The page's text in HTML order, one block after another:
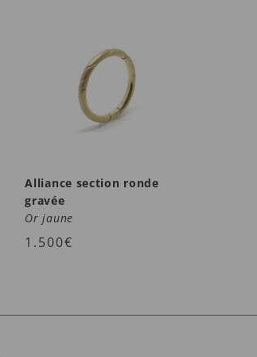
Alliance section ronde
gravée
Or jaune
1.500€